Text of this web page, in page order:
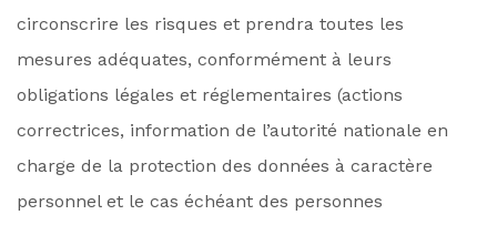
circonscrire les risques et prendra toutes les
mesures adéquates, conformément à leurs
obligations légales et réglementaires (actions
correctrices, information de l’autorité nationale en
charge de la protection des données à caractère
personnel et le cas échéant des personnes